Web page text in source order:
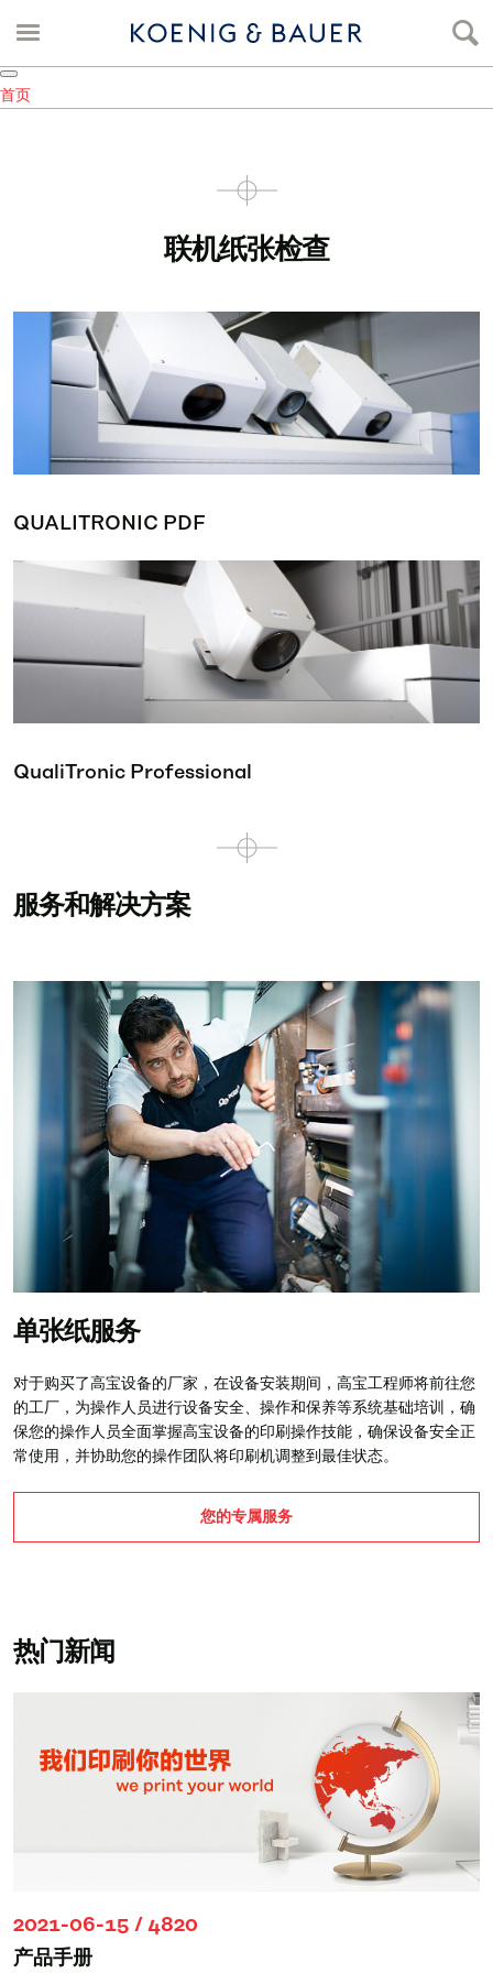
首页
联机纸张检查
QUALITRONIC PDF
QualiTronic Professional
服务和解决方案
单张纸服务
对于购买了高宝设备的厂家，在设备安装期间，高宝工程师将前往您
的工厂，为操作人员进行设备安全、操作和保养等系统基础培训，确
保您的操作人员全面掌握高宝设备的印刷操作技能，确保设备安全正
常使用，并协助您的操作团队将印刷机调整到最佳状态。
您的专属服务
热门新闻
2021-06-15 / 4820
产品手册